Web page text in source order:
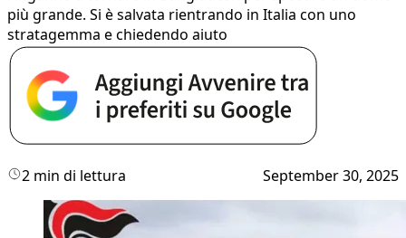
più grande. Si è salvata rientrando in Italia con uno
stratagemma e chiedendo aiuto
2 min di lettura September 30, 2025